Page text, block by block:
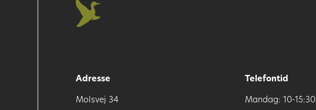
Adresse
Molsvej 34
Telefontid
Mandag: 10-15:30